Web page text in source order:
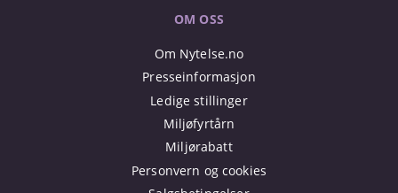
OM OSS
Om Nytelse.no
Presseinformasjon
Ledige stillinger
Miljøfyrtårn
Miljørabatt
Personvern og cookies